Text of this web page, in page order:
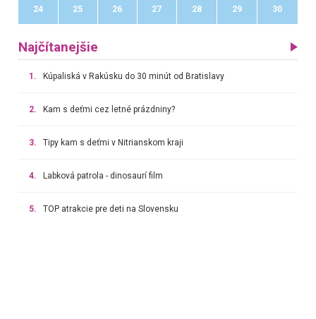
24 25 26 27 28 29 30
Najčítanejšie
1. Kúpaliská v Rakúsku do 30 minút od Bratislavy
2. Kam s deťmi cez letné prázdniny?
3. Tipy kam s deťmi v Nitrianskom kraji
4. Labková patrola - dinosaurí film
5. TOP atrakcie pre deti na Slovensku